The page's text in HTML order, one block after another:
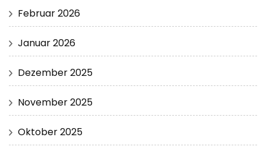
Februar 2026
Januar 2026
Dezember 2025
November 2025
Oktober 2025